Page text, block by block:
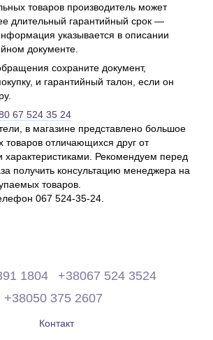
товаров производитель может
длительный гарантийный срок —
указывается в описании
документе.
сохраните документ,
и гарантийный талон, если он
67 524 35 24
в магазине представлено большое
товаров отличающихся друг от
характеристиками. Рекомендуем перед
получить консультацию менеджера на
товаров.
067 524-35-24.
1804
+38067 524 3524
+38050 375 2607
Контакт